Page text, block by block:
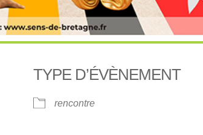
TYPE D’ÉVÈNEMENT
rencontre